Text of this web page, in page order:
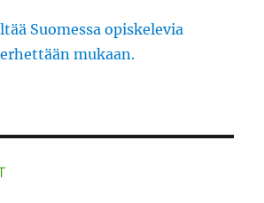
Suomessa opiskelevia
mukaan.